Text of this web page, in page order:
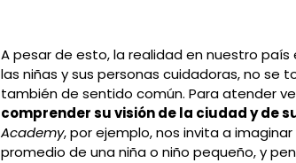
A pesar de esto, la realidad en nuestro
las niñas y sus personas cuidadoras, no se
también de sentido común. Para atender
comprender su visión de la ciudad y de
Academy, por ejemplo, nos invita a
promedio de una niña o niño pequeño, y